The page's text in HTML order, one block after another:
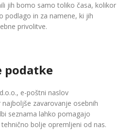
jih bomo samo toliko časa, kolikor
podlago in za namene, ki jih
privolitve.
podatke
e-poštni naslov
najboljše zavarovanje osebnih
seznama lahko pomagajo
bolje opremljeni od nas.